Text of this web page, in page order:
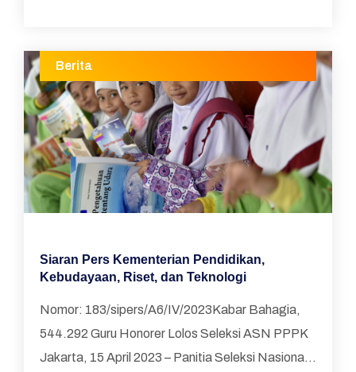
Berita
Siaran Pers Kementerian Pendidikan,
Kebudayaan, Riset, dan Teknologi
Nomor: 183/sipers/A6/IV/2023Kabar Bahagia,
544.292 Guru Honorer Lolos Seleksi ASN PPPK
Jakarta, 15 April 2023 – Panitia Seleksi Nasional